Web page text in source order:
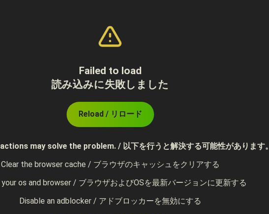
Failed to load
読み込みに失敗しました
Reload / リロード
may solve the problem. / 以下を行うと解決する可能性があります。
Clear the browser cache / ブラウザのキャッシュをクリアする
os and browser / ブラウザおよびOSを最新バージョンに更新する
Disable an adblocker / アドブロッカーを無効にする